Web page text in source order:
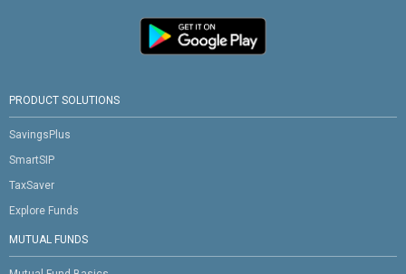
PRODUCT SOLUTIONS
SavingsPlus
SmartSIP
TaxSaver
Explore Funds
MUTUAL FUNDS